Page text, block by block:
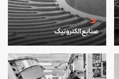
صنایع الکترونیک